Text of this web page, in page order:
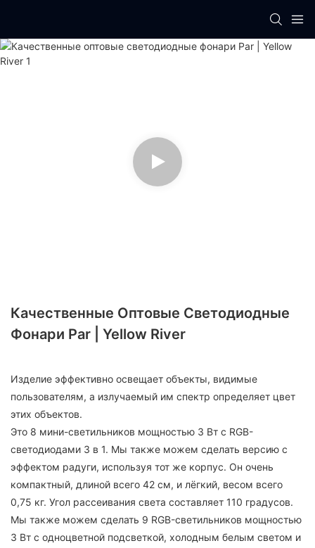
Качественные Оптовые Светодиодные
Фонари Par | Yellow River
Изделие эффективно освещает объекты, видимые
пользователям, а излучаемый им спектр определяет цвет
этих объектов.
Это 8 мини-светильников мощностью 3 Вт с RGB-
светодиодами 3 в 1. Мы также можем сделать версию с
эффектом радуги, используя тот же корпус. Он очень
компактный, длиной всего 42 см, и лёгкий, весом всего
0,75 кг. Угол рассеивания света составляет 110 градусов.
Мы также можем сделать 9 RGB-светильников мощностью
3 Вт с одноцветной подсветкой, холодным белым светом и